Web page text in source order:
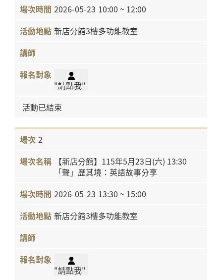
2026-05-23 10:00 ~ 12:00
新店分館3樓多功能教室
"請點我"
活動已結束
2
【新店分館】115年5月23日(六) 13:30
「聲」歷其境：英語故事分享
2026-05-23 13:30 ~ 15:00
新店分館3樓多功能教室
"請點我"